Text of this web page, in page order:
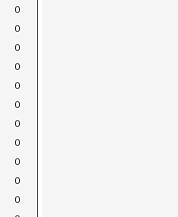
0
0
0
0
0
0
0
0
0
0
0